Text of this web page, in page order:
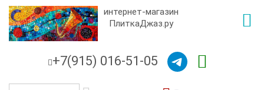
интернет-магазин
ПлиткаДжаз.ру
+7(915) 016-51-05